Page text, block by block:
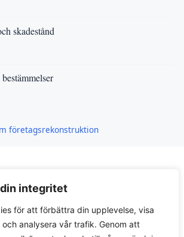
integritet
för att förbättra din upplevelse, visa
och analysera vår trafik. Genom att
skadestånd
företagsrekonstruktion